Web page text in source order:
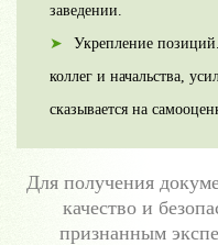
заведении.
Укрепление
коллег и начальства,
сказывается на
Для получения
качество и
признанным